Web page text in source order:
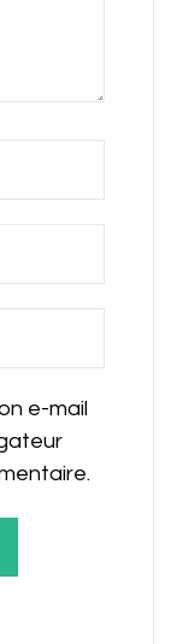
e-mail